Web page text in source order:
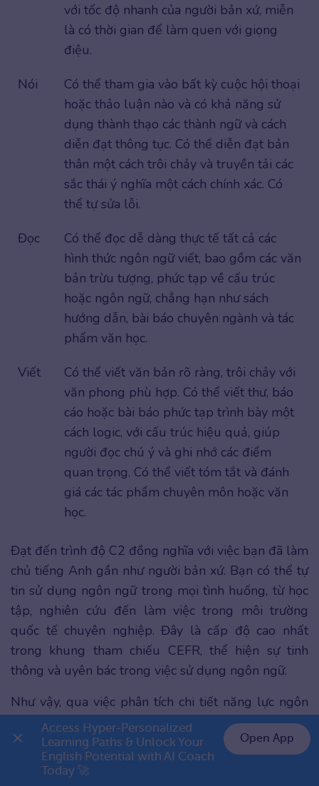
với tốc độ nhanh của người bản xứ, miễn
là có thời gian để làm quen với giọng
điệu.
Nói
Có thể tham gia vào bất kỳ cuộc hội thoại
hoặc thảo luận nào và có khả năng sử
dụng thành thạo các thành ngữ và cách
diễn đạt thông tục. Có thể diễn đạt bản
thân một cách trôi chảy và truyền tải các
sắc thái ý nghĩa một cách chính xác. Có
thể tự sửa lỗi.
Đọc
Có thể đọc dễ dàng thực tế tất cả các
hình thức ngôn ngữ viết, bao gồm các văn
bản trừu tượng, phức tạp về cấu trúc
hoặc ngôn ngữ, chẳng hạn như sách
hướng dẫn, bài báo chuyên ngành và tác
phẩm văn học.
Viết
Có thể viết văn bản rõ ràng, trôi chảy với
văn phong phù hợp. Có thể viết thư, báo
cáo hoặc bài báo phức tạp trình bày một
cách logic, với cấu trúc hiệu quả, giúp
người đọc chú ý và ghi nhớ các điểm
quan trọng. Có thể viết tóm tắt và đánh
giá các tác phẩm chuyên môn hoặc văn
học.
Đạt đến trình độ C2 đồng nghĩa với việc bạn đã làm
chủ tiếng Anh gần như người bản xứ. Bạn có thể tự
tin sử dụng ngôn ngữ trong mọi tình huống, từ học
tập, nghiên cứu đến làm việc trong môi trường
quốc tế chuyên nghiệp. Đây là cấp độ cao nhất
trong khung tham chiếu CEFR, thể hiện sự tinh
thông và uyên bác trong việc sử dụng ngôn ngữ.
Như vậy, qua việc phân tích chi tiết năng lực ngôn
ngữ ở từng cấp độ, hy vọng bạn đã có cái nhìn rõ
nét hơn về các trình độ tiếng Anh theo chuẩn CEFR.
Tiếp theo, hãy cùng tìm hiểu cách quy đổi các cấp
độ này sang những chứng chỉ tiếng Anh thông dụng
👉 Premium 1 năm chỉ 799K
Access Hyper-Personalized
Learning Paths & Unlock Your
English Potential with AI Coach
Today 🚀
Open App